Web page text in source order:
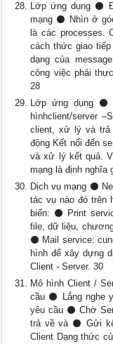
Lớp ứng dụng ⚫
mạng ⚫ Nhìn ở
là các processes.
cách thức giao
dạng của
công việc phải
28
Lớp ứng dụng ⚫
hìnhclient/server
client, xử lý và trả
động Kết nối đến
và xử lý kết quả.
mạng là định nghĩa
Dịch vụ mạng ⚫
tác vụ nào đó trên
biến: ⚫ Print
file, dữ liệu,
⚫ Mail service:
hình để xây dựng
Client - Server. 30
Mô hình Client /
cầu ⚫ Lắng nghe
yêu cầu ⚫ Chờ
trả về và ⚫ Gửi
Client Dạng thức